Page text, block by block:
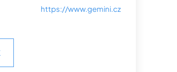
https://www.gemini.cz